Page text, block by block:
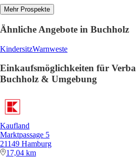
Mehr Prospekte
Ähnliche Angebote in Buchholz
KindersitzWarnweste
Einkaufsmöglichkeiten für
Buchholz & Umgebung
Kaufland
Marktpassage 5
21149 Hamburg
17,04 km